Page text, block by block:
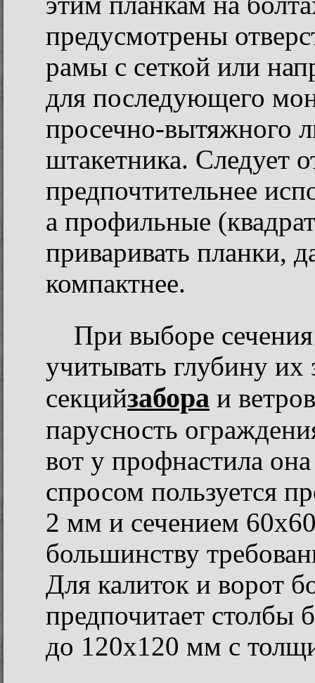
предусмотрены
рамы с сеткой или
для последующего
просечно-вытяжного
штакетника. Следует
предпочтительнее
а профильные
приваривать планки,
компактнее.
При выборе сечения
учитывать глубину их
секцийзабора и
парусность
вот у профнастила
спросом пользуется
2 мм и сечением
большинству
Для калиток и ворот
предпочитает столбы
до 120х120 мм с